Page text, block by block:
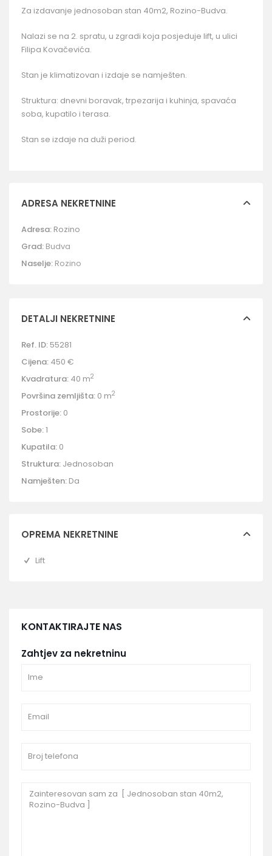
Za izdavanje jednosoban stan 40m2, Rozino-Budva.
Nalazi se na 2. spratu, u zgradi koja posjeduje lift, u ulici
Filipa Kovačevića.
Stan je klimatizovan i izdaje se namješten.
Struktura: dnevni boravak, trpezarija i kuhinja, spavaća
soba, kupatilo i terasa.
Stan se izdaje na duži period.
ADRESA NEKRETNINE
Adresa: Rozino
Grad: Budva
Naselje: Rozino
DETALJI NEKRETNINE
Ref. ID: 55281
Cijena: 450 €
Kvadratura: 40 m2
Površina zemljišta: 0 m2
Prostorije: 0
Sobe:1
Kupatila: 0
Struktura: Jednosoban
Namješten: Da
OPREMA NEKRETNINE
Lift
KONTAKTIRAJTE NAS
Zahtjev za nekretninu